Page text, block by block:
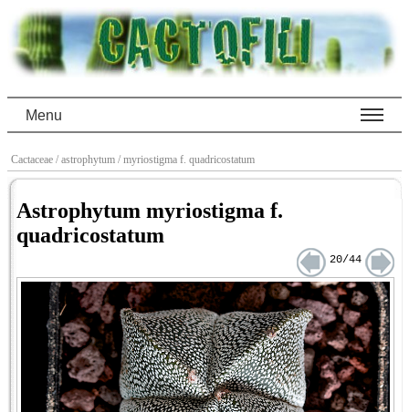
Menu
Cactaceae / astrophytum / myriostigma f. quadricostatum
Astrophytum myriostigma f.
quadricostatum
20/44